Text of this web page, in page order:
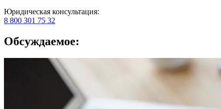
Юридическая консультация:
8 800 301 75 32
Обсуждаемое: